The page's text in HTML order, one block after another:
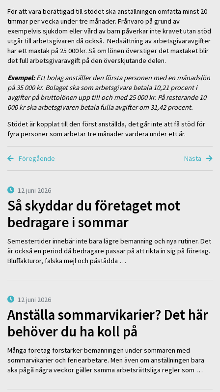
För att vara berättigad till stödet ska anställningen omfatta minst 20
timmar per vecka under tre månader. Frånvaro på grund av
exempelvis sjukdom eller vård av barn påverkar inte kravet utan stöd
utgår till arbetsgivaren då också. Nedsättning av arbetsgivaravgifter
har ett maxtak på 25 000 kr. Så om lönen överstiger det maxtaket blir
det full arbetsgivaravgift på den överskjutande delen.
Exempel:Ett bolag anställer den första personen med en månadslön
på 35 000 kr. Bolaget ska som arbetsgivare betala 10,21 procent i
avgifter på bruttolönen upp till och med 25 000 kr. På resterande 10
000 kr ska arbetsgivaren betala fulla avgifter om 31,42 procent.
Stödet är kopplat till den först anställda, det går inte att få stöd för
fyra personer som arbetar tre månader vardera under ett år.
Föregående Nästa
12 juni 2026
Så skyddar du företaget mot
bedragare i sommar
Semestertider innebär inte bara lägre bemanning och nya rutiner. Det
är också en period då bedragare passar på att rikta in sig på företag.
Bluffakturor, falska mejl och påstådda …
12 juni 2026
Anställa sommarvikarier? Det här
behöver du ha koll på
Många företag förstärker bemanningen under sommaren med
sommarvikarier och feriearbetare. Men även om anställningen bara
ska pågå några veckor gäller samma arbetsrättsliga regler som …